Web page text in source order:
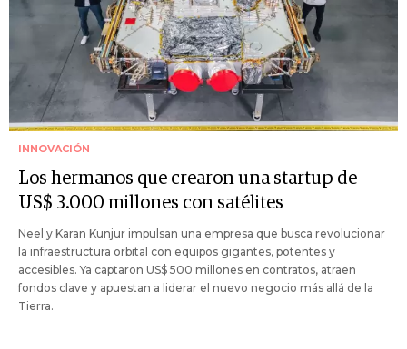
INNOVACIÓN
Los hermanos que crearon una startup de
US$ 3.000 millones con satélites
Neel y Karan Kunjur impulsan una empresa que busca revolucionar
la infraestructura orbital con equipos gigantes, potentes y
accesibles. Ya captaron US$ 500 millones en contratos, atraen
fondos clave y apuestan a liderar el nuevo negocio más allá de la
Tierra.